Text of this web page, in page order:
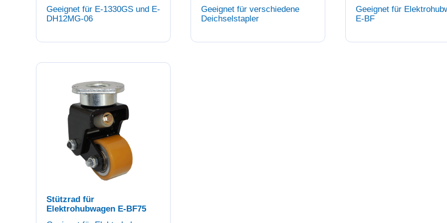
Geeignet für E-1330GS und E-
DH12MG-06
Geeignet für verschiedene
Deichselstapler
Geeignet für
E-BF
Stützrad für
Elektrohubwagen E-BF75